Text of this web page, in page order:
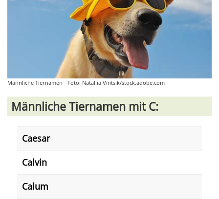
Männliche Tiernamen - Foto: Natallia Vintsik/stock.adobe.com
Männliche Tiernamen mit C:
Caesar
Calvin
Calum